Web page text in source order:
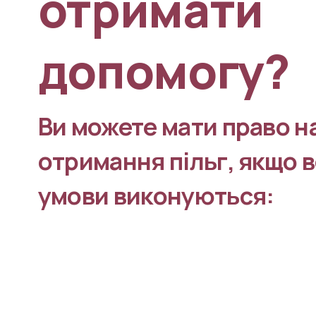
допомогу?
Ви можете мати право
отримання пільг, якщо
умови виконуються: